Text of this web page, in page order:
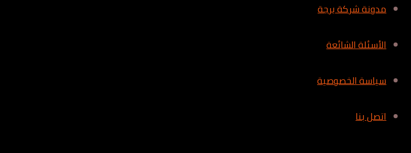
مدونة شركة برجة
الأسئلة الشائعة
سياسة الخصوصية
اتصل بنا